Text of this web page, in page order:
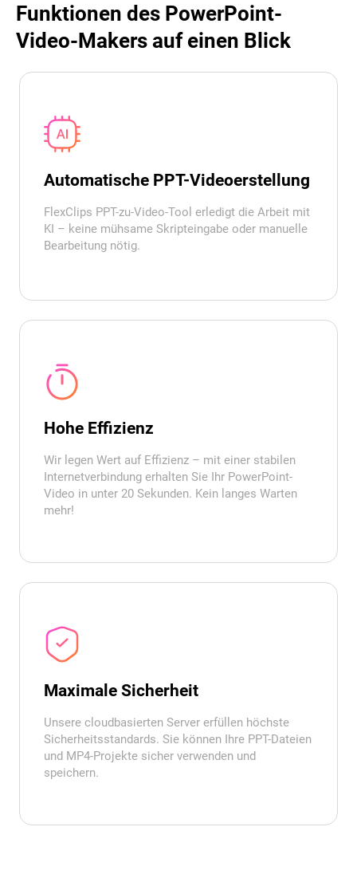
Funktionen des PowerPoint-
Video-Makers auf einen Blick
Automatische PPT-Videoerstellung
FlexClips PPT-zu-Video-Tool erledigt die Arbeit mit
KI – keine mühsame Skripteingabe oder manuelle
Bearbeitung nötig.
Hohe Effizienz
Wir legen Wert auf Effizienz – mit einer stabilen
Internetverbindung erhalten Sie Ihr PowerPoint-
Video in unter 20 Sekunden. Kein langes Warten
mehr!
Maximale Sicherheit
Unsere cloudbasierten Server erfüllen höchste
Sicherheitsstandards. Sie können Ihre PPT-Dateien
und MP4-Projekte sicher verwenden und
speichern.